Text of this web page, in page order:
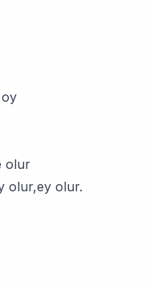
oy
olur
olur,ey olur.